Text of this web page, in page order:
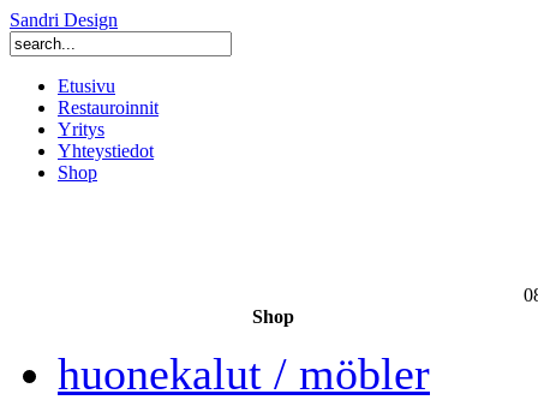
Sandri Design
Etusivu
Restauroinnit
Yritys
Yhteystiedot
Shop
Shop
huonekalut / möbler